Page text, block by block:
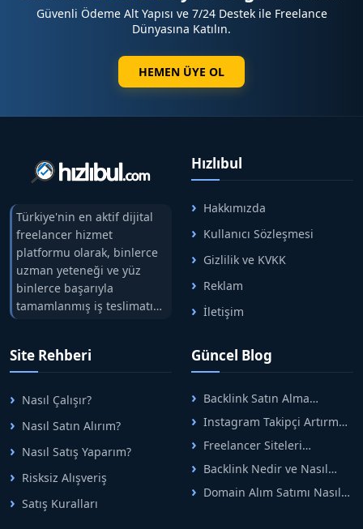
Güvenli Ödeme Alt Yapısı ve 7/24 Destek ile Freelance
Dünyasına Katılın.
HEMEN ÜYE OL
Türkiye'nin en aktif dijital
freelancer hizmet
platformu olarak, binlerce
uzman yeteneği ve yüz
binlerce başarıyla
tamamlanmış iş teslimatını
tek çatıda buluşturuyoruz.
arasındaki süreci risksiz
alışveriş sistemi ile koruyan
ticaretin güvenli
adreslerinden birisidir.
Hızlıbul
Hakkımızda
Kullanıcı Sözleşmesi
Gizlilik ve KVKK
Reklam
İletişim
Site Rehberi
Nasıl Çalışır?
Nasıl Satın Alırım?
Nasıl Satış Yaparım?
Risksiz Alışveriş
Satış Kuralları
Güncel Blog
Backlink Satın Alma
Rehberi: Güvenli SEO İçin
Doğru Adımlar
Instagram Takipçi Artırma
Yöntemleri: Organik Büyüme
Rehberi
Freelancer Siteleri
Arasında Doğru Seçim Nasıl
Yapılır
Backlink Nedir ve Nasıl
Alınır? Etkili Yöntemler
Domain Alım Satımı Nasıl